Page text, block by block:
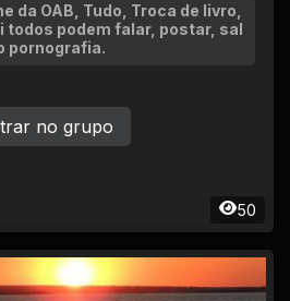
da OAB, Tudo, Troca de livro,
todos podem falar, postar, sal
pornografia.
50
no grupo